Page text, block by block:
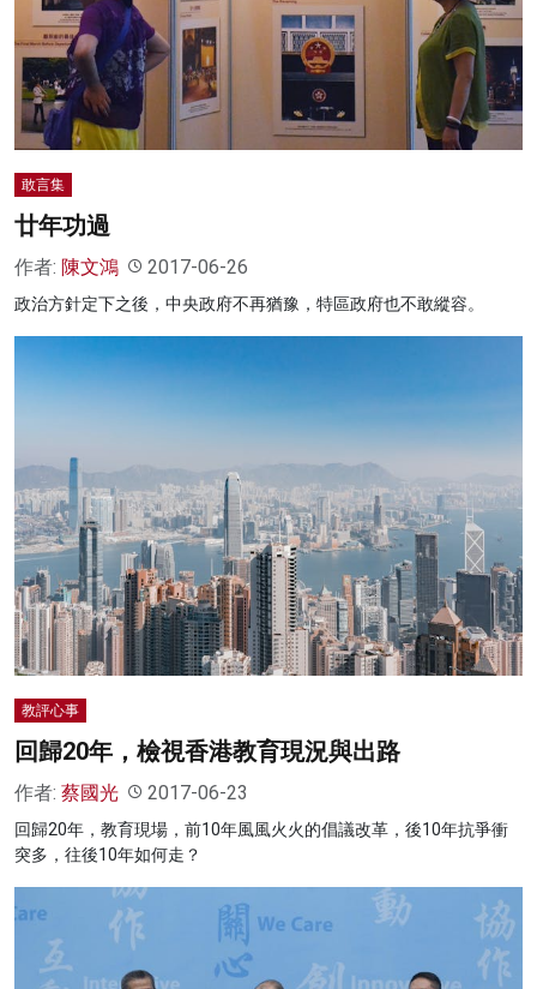
敢言集
廿年功過
作者: 陳文鴻 2017-06-26
政治方針定下之後，中央政府不再猶豫，特區政府也不敢縱容。
教評心事
回歸20年，檢視香港教育現況與出路
作者: 蔡國光 2017-06-23
回歸20年，教育現場，前10年風風火火的倡議改革，後10年抗爭衝
突多，往後10年如何走？